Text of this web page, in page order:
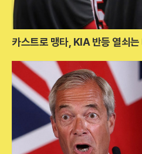
카스트로 맹타, KIA 반등 열쇠는